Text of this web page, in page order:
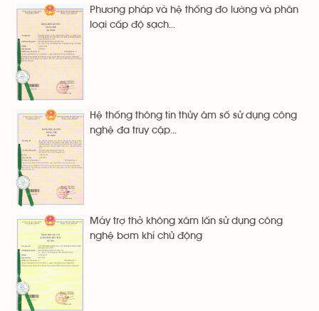
Phương pháp và hệ thống đo lường và phân
loại cấp độ sạch...
Hệ thống thông tin thủy âm số sử dụng công
nghệ đa truy cập...
Máy trợ thở không xâm lấn sử dụng công
nghệ bơm khí chủ động